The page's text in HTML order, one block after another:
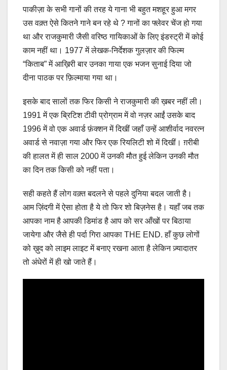
पाकीज़ा के सभी गानों की तरह ये गाना भी बहुत मशहूर हुआ मगर
उस वक़्त ऐसे कितने गाने बन रहे थे ? गानों का फ्लेवर चेंज हो गया
था और राजकुमारी जैसी वरिष्ठ गायिकाओं के लिए इंडस्ट्री में कोई
काम नहीं था। 1977 में लेखक-निर्देशक गुलज़ार की फिल्म
“किताब” में आख़िरी बार उनका गाया एक भजन सुनाई दिया जो
दीना पाठक पर फ़िल्माया गया था।
इसके बाद सालों तक फिर किसी ने राजकुमारी की ख़बर नहीं ली।
1991 में एक ब्रिटिश टीवी प्रोग्राम में वो नज़र आईं उसके बाद
1996 में वो एक अवार्ड फ़ंक्शन में दिखीं जहाँ उन्हें आशीर्वाद नवरत्न
अवार्ड से नवाज़ा गया और फिर एक रियलिटी शो में दिखीं। ग़रीबी
की हालत में ही साल 2000 में उनकी मौत हुई लेकिन उनकी मौत
का दिन तक किसी को नहीं पता।
सही कहते हैं लोग वक़्त बदलने से पहले दुनिया बदल जाती है।
आम ज़िंदगी में ऐसा होता है ये तो फिर शो बिज़नेस है। यहाँ जब तक
आपका नाम है आपकी डिमांड है आप को सर आँखों पर बिठाया
जायेगा और जैसे ही पर्दा गिरा आपका THE END. हाँ कुछ लोगों
को ख़ुद को लाइम लाइट में बनाए रखना आता है लेकिन ज़्यादातर
तो अंधेरों में ही खो जाते हैं।